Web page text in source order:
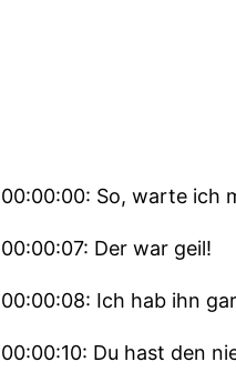
00:00:00: So, warte ich
00:00:07: Der war geil!
00:00:08: Ich hab ihn
00:00:10: Du hast den